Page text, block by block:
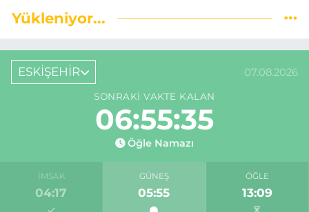
Yükleniyor...
ESKİŞEHİR 07.08.2026
SONRAKI VAKTE KALAN
06:55:34
Öğle Namazı
İMSAK
04:17
GÜNEŞ
05:55
ÖĞLE
13:09